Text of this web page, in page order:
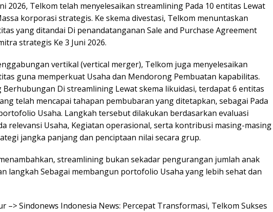
2026, Telkom telah menyelesaikan streamlining Pada 10 entitas Lewat
korporasi strategis. Ke skema divestasi, Telkom menuntaskan
yang ditandai Di penandatanganan Sale and Purchase Agreement
strategis Ke 3 Juni 2026.
vertikal (vertical merger), Telkom juga menyelesaikan
guna memperkuat Usaha dan Mendorong Pembuatan kapabilitas.
Berhubungan Di streamlining Lewat skema likuidasi, terdapat 6 entitas
telah mencapai tahapan pembubaran yang ditetapkan, sebagai Pada
Usaha. Langkah tersebut dilakukan berdasarkan evaluasi
relevansi Usaha, Kegiatan operasional, serta kontribusi masing-masing
jangka panjang dan penciptaan nilai secara grup.
streamlining bukan sekadar pengurangan jumlah anak
langkah Sebagai membangun portofolio Usaha yang lebih sehat dan
–> Sindonews Indonesia News: Percepat Transformasi, Telkom Sukses